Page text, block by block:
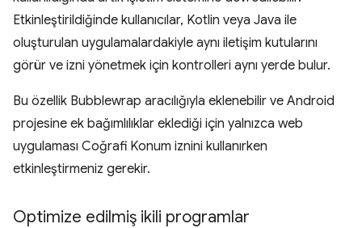
Etkinleştirildiğinde kullanıcılar, Kotlin veya Java ile
oluşturulan uygulamalardakiyle aynı iletişim kutularını
görür ve izni yönetmek için kontrolleri aynı yerde bulur.
Bu özellik Bubblewrap aracılığıyla eklenebilir ve Android
projesine ek bağımlılıklar eklediği için yalnızca web
uygulaması Coğrafi Konum iznini kullanırken
etkinleştirmeniz gerekir.
Optimize edilmiş ikili programlar